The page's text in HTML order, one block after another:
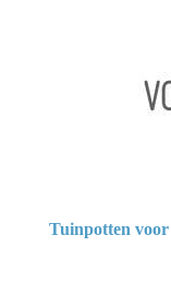
Tuinpotten voor